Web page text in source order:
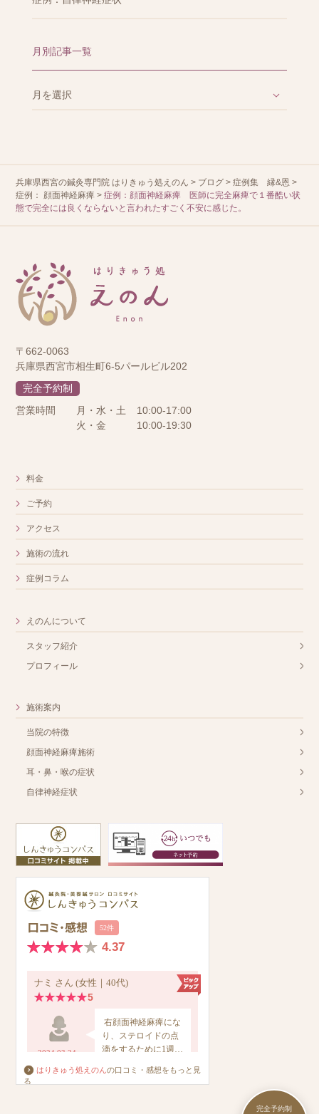
月別記事一覧
兵庫県西宮の鍼灸専門院 はりきゅう処えのん > ブログ >症例集 縁&恩 >
症例： 顔面神経麻痺 >症例：顔面神経麻痺 医師に完全麻痺で１番酷い状
態で完全には良くならないと言われたすごく不安に感じた。
〒662-0063
兵庫県西宮市相生町6-5パールビル202
完全予約制
営業時間
月・水・土
10:00-17:00
火・金
10:00-19:30
料金
ご予約
アクセス
施術の流れ
症例コラム
えのんについて
スタッフ紹介
プロフィール
施術案内
当院の特徴
顔面神経麻痺施術
耳・鼻・喉の症状
自律神経症状
はりきゅう処えのんの口コミ・感想をもっと見
る
完全予約制